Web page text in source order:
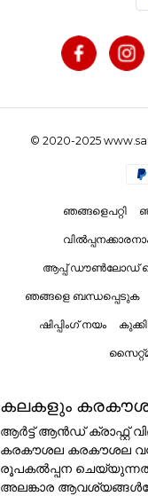
© 2020-2025
ഞങ്ങളെപറ്റി
ആപ്പ് ഡൗൺലോഡ്
ഞങ്ങളെ ബന്ധപ്പെടുക
ഷിപ്പിംഗ് നയം
കലകളും
ആർട്ട് ആൻഡ് ക്രാഫ്റ്റ്
കരകൗശല കരകൗശല
രൂപകൽപ്പന
അലങ്കാര